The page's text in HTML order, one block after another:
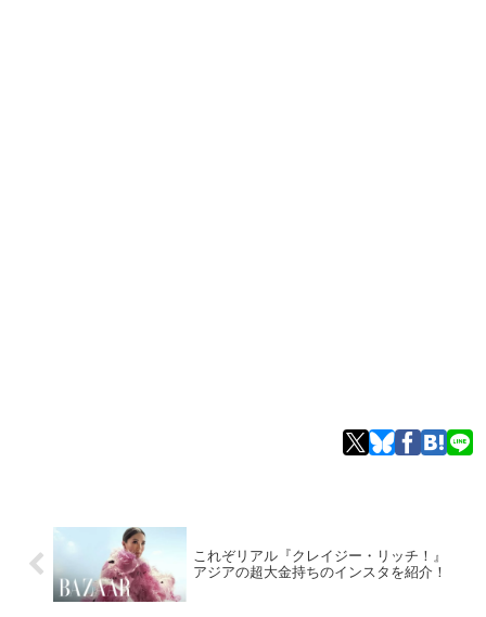
これぞリアル『クレイジー・リッチ！』
アジアの超大金持ちのインスタを紹介！